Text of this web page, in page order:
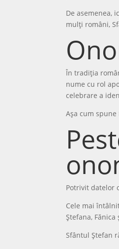
De asemenea,
mulți români,
În tradiția
nume cu rol
celebrare a
Așa cum
Potrivit datelor
Cele mai
Ștefana, Fănica
Sfântul Ștefan